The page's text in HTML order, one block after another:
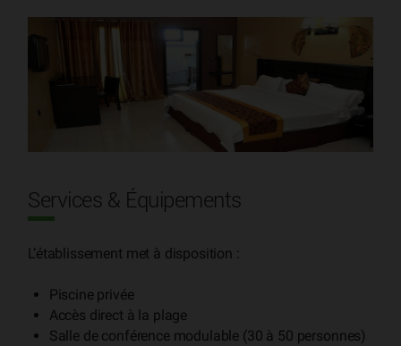
Services & Équipements
L’établissement met à disposition :
Piscine privée
Accès direct à la plage
Salle de conférence modulable (30 à 50 personnes)